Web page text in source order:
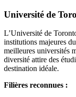
Université de
L’Université de
institutions majeures
meilleures universités
diversité attire des
destination idéale.
Filières reconnues :